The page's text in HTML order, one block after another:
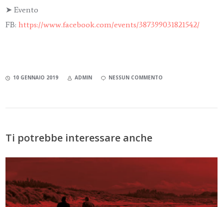
➤ Evento
FB:https://www.facebook.com/events/387399031821542/
10 GENNAIO 2019 ADMIN NESSUN COMMENTO
Ti potrebbe interessare anche